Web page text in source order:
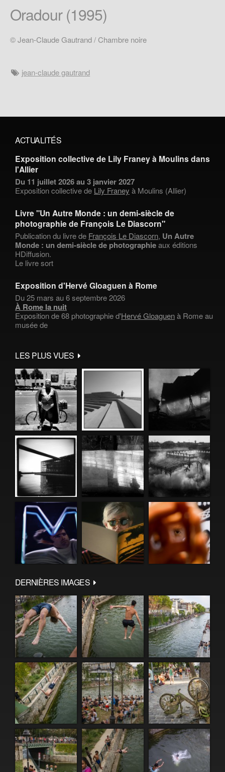
Oradour (1995)
© Jean-Claude Gautrand / Chambre noire
jean-claude gautrand
ACTUALITÉS
Exposition collective de Lily Franey à Moulins dans
l'Allier
Du 11 juillet 2026 au 3 janvier 2027
Exposition collective de Lily Franey à Moulins (Allier)
Livre "Un Autre Monde : un demi-siècle de
photographie de François Le Diascorn"
Publication du livre de François Le Diascorn, Un Autre
Monde : un demi-siècle de photographieaux éditions
HDiffusion.
Le livre sort
Exposition d'Hervé Gloaguen à Rome
Du 25 mars au 6 septembre 2026
À Rome la nuit
Exposition de 68 photographie d'Hervé Gloaguenà Rome au
musée de
LES PLUS VUES
DERNIÈRES IMAGES